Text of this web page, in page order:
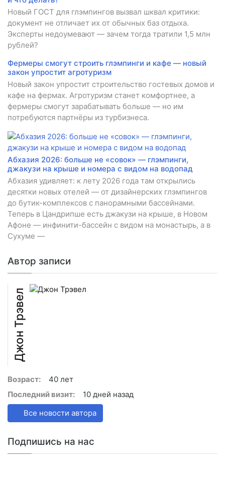
Новый ГОСТ для глэмпингов вызвал шквал критики:
документ не отличает их от обычных баз отдыха.
Эксперты недоумевают — зачем тогда тратили 1,5 млн
рублей?
Фермеры смогут строить глэмпинги и кафе — новый
закон упростит агротуризм
Новый закон упростит строительство гостевых домов и
кафе на фермах. Агротуризм станет комфортнее, а
фермеры смогут зарабатывать больше — но им
потребуются партнёры из турбизнеса.
Абхазия 2026: больше не «совок» — глэмпинги,
джакузи на крыше и номера с видом на водопад
Абхазия удивляет: к лету 2026 года там открылись
десятки новых отелей — от дизайнерских глэмпингов
до бутик-комплексов с панорамными бассейнами.
Теперь в Цандрипше есть джакузи на крыше, в Новом
Афоне — инфинити-бассейн с видом на монастырь, а в
Сухуме —
Автор записи
Джон Трэвел
Возраст:
40 лет
Последний визит:
10 дней назад
Все новости автора
Подпишись на нас